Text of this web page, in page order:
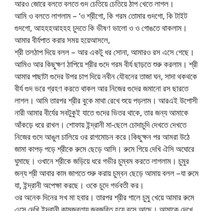
আরও জোরে বলতে বলতে গুদ চেতিয়ে চেতিয়ে ঠাপ খেতে লাগল।
আমি ও বলতে লাগলাম – ‘ও শ্রীগো, কি গরম তোমার গুদগো, কি টাইট
গুদগো, আহহহআহহহ চুদতে কি ভীষণ ভালো ও ও গোঙতে থাকলাম।
আমার বীর্যপাত করার সময় হয়েআসলে,
শ্রী তলঠাপ দিয়ে বলল – আর একটু ধর সোনা, আমারও রস এসে গেছে।
আমিও আর কিছুক্ষণ ঠাপিয়ে শ্রীর গুদে গরম বীর্য ছাড়তে শুরু করলাম। শ্রী
আমার পাছাটা গুদের উপর চাপ দিয়ে নবীন যৌবনের তাজা ঘন, সাদা থকথকে
বীর্য গুদ ভরে গ্রহণ করতে থাকল আর নিজের গুদের জমানো রস ছারতে
লাগল। আমি তারপর শ্রীর বুকে মাথা রেখে শুয়ে পড়লাম। আরএই উপোসী
নারী আমার বীর্যের সবটুকুই যাতে গুদের ভিতর থাকে, তার জন্য আমাকে
আঁকড়ে ধরে রাখল। শোফায় ইন্দ্রানী মা-ছেলে চোদাচুদি দেখতে দেখতে
নিজের গুদে আঙুল চালিয়ে ওর রাগমোচন করে।কিছুক্ষন পর আমরা উঠে
জামা কাপড় পড়ে শ্রীকে রুমে ছেড়ে আসি। রুমে গিয়ে দেখি ঐসি অঘোরে
ঘুমাছে। ওখানে শ্রীকে জড়িয়ে ধরে গভীর চুম্বম করতে লাগলাম। চুমুর
জন্য শ্রী আবার কাম জাগতে শুরু করায় চুম্বন ছেড়ে আমায় বলল –যা রুমে
যা, ইন্দ্রানী অপেক্ষা করছে। ওকে চুদে গর্ভবতী কর।
ওর অনেক দিনের সখ মা হবার। তারপর শ্রীর গালে চুমু খেয়ে আমার রুমে